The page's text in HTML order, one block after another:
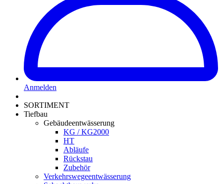
Anmelden
SORTIMENT
Tiefbau
Gebäudeentwässerung
KG / KG2000
HT
Abläufe
Rückstau
Zubehör
Verkehrswegeentwässerung